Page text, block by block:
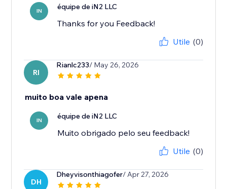
IN équipe de iN2 LLC
Thanks for you Feedback!
Utile (0)
RI
Rianlc233/ May 26, 2026
muito boa vale apena
IN équipe de iN2 LLC
Muito obrigado pelo seu feedback!
Utile (0)
DH
Dheyvisonthiagofer/ Apr 27, 2026